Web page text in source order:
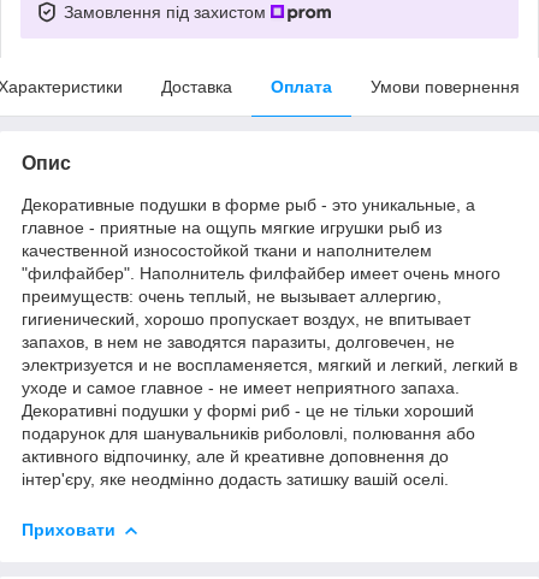
Замовлення під захистом
Доставка Оплата Умови повернення
Опис
Декоративные подушки в форме рыб - это уникальные, а
главное - приятные на ощупь мягкие игрушки рыб из
качественной износостойкой ткани и наполнителем
"филфайбер". Наполнитель филфайбер имеет очень много
преимуществ: очень теплый, не вызывает аллергию,
гигиенический, хорошо пропускает воздух, не впитывает
запахов, в нем не заводятся паразиты, долговечен, не
электризуется и не воспламеняется, мягкий и легкий, легкий в
уходе и самое главное - не имеет неприятного запаха.
Декоративні подушки у формі риб - це не тільки хороший
подарунок для шанувальників риболовлі, полювання або
активного відпочинку, але й креативне доповнення до
інтер'єру, яке неодмінно додасть затишку вашій оселі.
Приховати